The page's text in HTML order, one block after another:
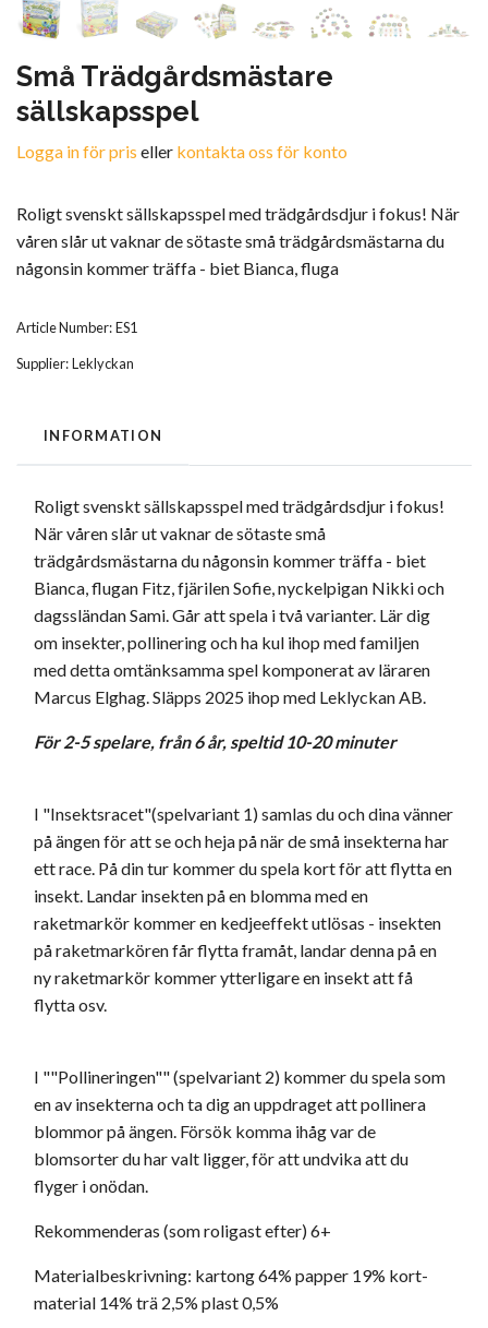
Små Trädgårdsmästare
sällskapsspel
Logga in för pris eller kontakta oss för konto
Roligt svenskt sällskapsspel med trädgårdsdjur i fokus! När
våren slår ut vaknar de sötaste små trädgårdsmästarna du
någonsin kommer träffa - biet Bianca, fluga
Article Number:ES1
Supplier:Leklyckan
INFORMATION
Roligt svenskt sällskapsspel med trädgårdsdjur i fokus!
När våren slår ut vaknar de sötaste små
trädgårdsmästarna du någonsin kommer träffa - biet
Bianca, flugan Fitz, fjärilen Sofie, nyckelpigan Nikki och
dagssländan Sami. Går att spela i två varianter. Lär dig
om insekter, pollinering och ha kul ihop med familjen
med detta omtänksamma spel komponerat av läraren
Marcus Elghag. Släpps 2025 ihop med Leklyckan AB.
För 2-5 spelare, från 6 år, speltid 10-20 minuter
I "Insektsracet"(spelvariant 1) samlas du och dina vänner
på ängen för att se och heja på när de små insekterna har
ett race. På din tur kommer du spela kort för att flytta en
insekt. Landar insekten på en blomma med en
raketmarkör kommer en kedjeeffekt utlösas - insekten
på raketmarkören får flytta framåt, landar denna på en
ny raketmarkör kommer ytterligare en insekt att få
flytta osv.
I ""Pollineringen"" (spelvariant 2) kommer du spela som
en av insekterna och ta dig an uppdraget att pollinera
blommor på ängen. Försök komma ihåg var de
blomsorter du har valt ligger, för att undvika att du
flyger i onödan.
Rekommenderas (som roligast efter) 6+
Materialbeskrivning: kartong 64% papper 19% kort-
material 14% trä 2,5% plast 0,5%